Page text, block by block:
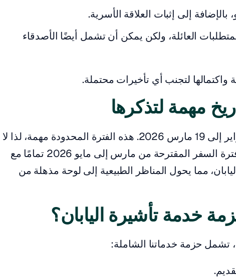
إلى إثبات العلاقة الأسرية.
العائلة، ولكن يمكن أن تشمل أيضًا الأصدقاء
لتجنب أي تأخيرات محتملة.
مهمة لتذكرها
نافذة الحجز مفتوحة من 13 فبراير إلى 19 مارس 2026. هذه الفترة المحدودة مهمة، لذا لا
تتردد في تقديم طلبك. تتوافق فترة السفر المقترحة من مارس إلى مايو 2026 تمامًا مع
مما يحول المناظر الطبيعية إلى لوحة مذهلة من
خدمة تأشيرة اليابان؟